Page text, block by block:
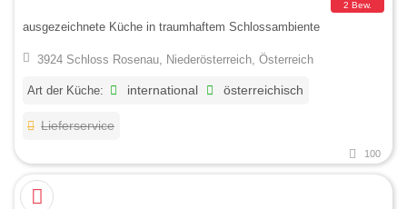
2 Bew.
ausgezeichnete Küche in traumhaftem Schlossambiente
3924 Schloss Rosenau, Niederösterreich, Österreich
Art der Küche: international österreichisch
Lieferservice
100